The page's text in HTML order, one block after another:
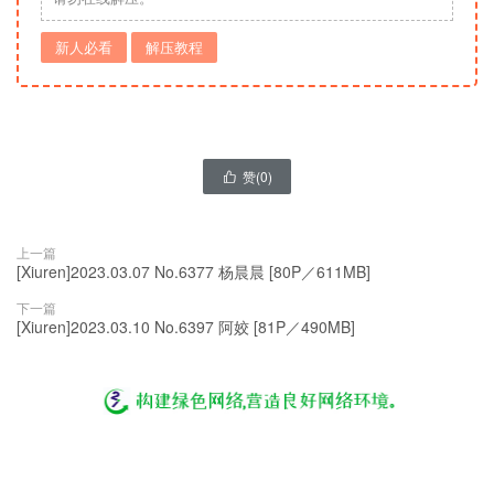
新人必看 解压教程
 赞(0)
上一篇
[Xiuren]2023.03.07 No.6377 杨晨晨 [80P／611MB]
下一篇
[Xiuren]2023.03.10 No.6397 阿姣 [81P／490MB]